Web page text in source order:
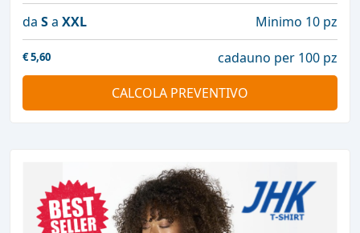
da Sa XXL Minimo 10 pz
€5,60
cadauno per 100 pz
CALCOLA PREVENTIVO